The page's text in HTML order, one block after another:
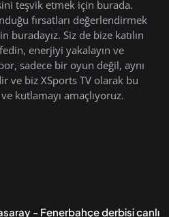
teşvik etmek için burada.
fırsatları değerlendirmek
Siz de bize katılın
enerjiyi yakalayın ve
sadece bir oyun değil, aynı
ve biz XSports TV olarak bu
kutlamayı amaçlıyoruz.
- Fenerbahçe derbisi canlı